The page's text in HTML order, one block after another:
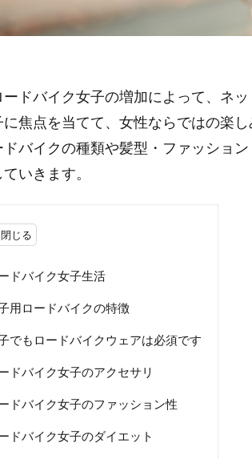
ードバイク女子の増加によって、ネ
に焦点を当てて、女性ならではの楽
ドバイクの種類や髪型・ファッショ
いきます。
ドバイク女子生活
用ロードバイクの特徴
でもロードバイクウェアは必須です
ドバイク女子のアクセサリ
ドバイク女子のファッション性
ドバイク女子のダイエット